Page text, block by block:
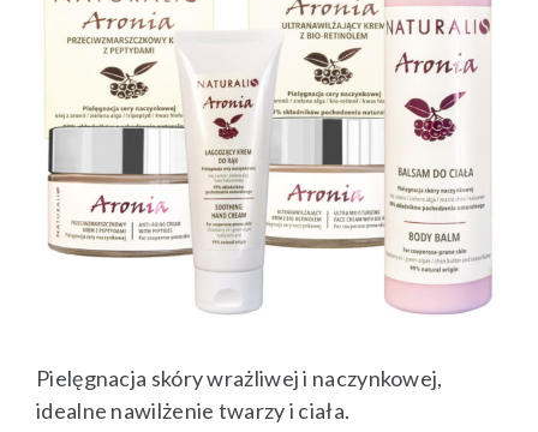
Pielęgnacja skóry wrażliwej i naczynkowej,
idealne nawilżenie twarzy i ciała.